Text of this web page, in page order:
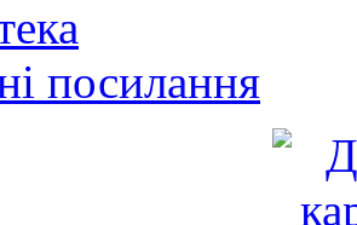
посилання